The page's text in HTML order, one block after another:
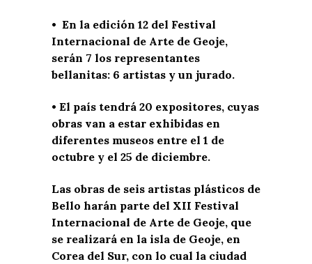
• En la edición 12 del Festival
Internacional de Arte de Geoje,
serán 7 los representantes
bellanitas: 6 artistas y un jurado.
• El país tendrá 20 expositores, cuyas
obras van a estar exhibidas en
diferentes museos entre el 1 de
octubre y el 25 de diciembre.
Las obras de seis artistas plásticos de
Bello harán parte del XII Festival
Internacional de Arte de Geoje, que
se realizará en la isla de Geoje, en
Corea del Sur, con lo cual la ciudad